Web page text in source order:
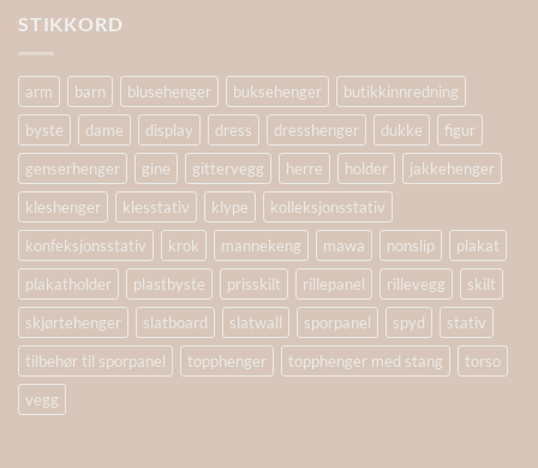
STIKKORD
arm barn blusehenger buksehenger
butikkinnredning
byste
dame display dress dresshenger dukke
figur
genserhenger
gine gittervegg herre holder
jakkehenger
kleshenger
klesstativ klype
kolleksjonsstativ
konfeksjonsstativ
krok mannekeng mawa nonslip
plakat
plakatholder
plastbyste prisskilt rillepanel rillevegg
skilt
skjørtehenger
slatboard slatwall sporpanel spyd
stativ
tilbehør til sporpanel
topphenger topphenger med stang
torso
vegg